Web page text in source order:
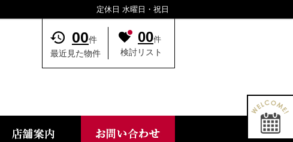
定休日 水曜日・祝日
00件
最近見た物件
00件
検討リスト